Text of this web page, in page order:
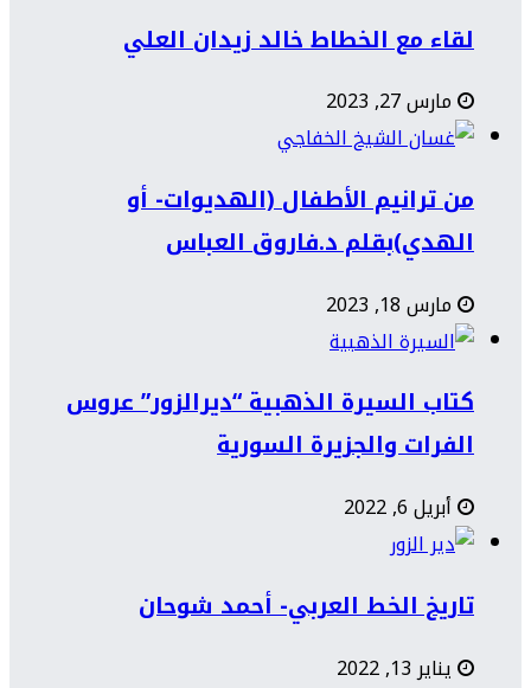
لقاء مع الخطاط خالد زيدان العلي
مارس 27, 2023
من ترانيم الأطفال (الهديوات- أو
الهدي)بقلم د.فاروق العباس
مارس 18, 2023
كتاب السيرة الذهبية “ديرالزور” عروس
الفرات والجزيرة السورية
أبريل 6, 2022
تاريخ الخط العربي- أحمد شوحان
يناير 13, 2022